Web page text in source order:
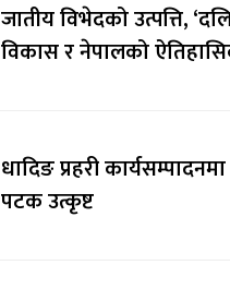
जातीय विभेदको उत्पत्ति,
विकास र नेपालको
धादिङ प्रहरी
पटक उत्कृष्ट